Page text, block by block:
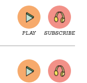
PLAY SUBSCRIBE